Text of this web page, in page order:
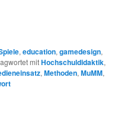
,education,gamedesign,
mitHochschuldidaktik,
,Methoden,MuMM,